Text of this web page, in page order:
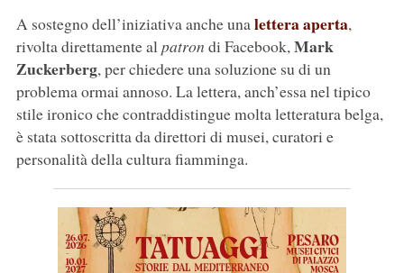
A sostegno dell’iniziativa anche unalettera aperta,
rivolta direttamente alpatron di Facebook,Mark
Zuckerberg, per chiedere una soluzione su di un
problema ormai annoso. La lettera, anch’essa nel tipico
stile ironico che contraddistingue molta letteratura belga,
è stata sottoscritta da direttori di musei, curatori e
personalità della cultura fiamminga.